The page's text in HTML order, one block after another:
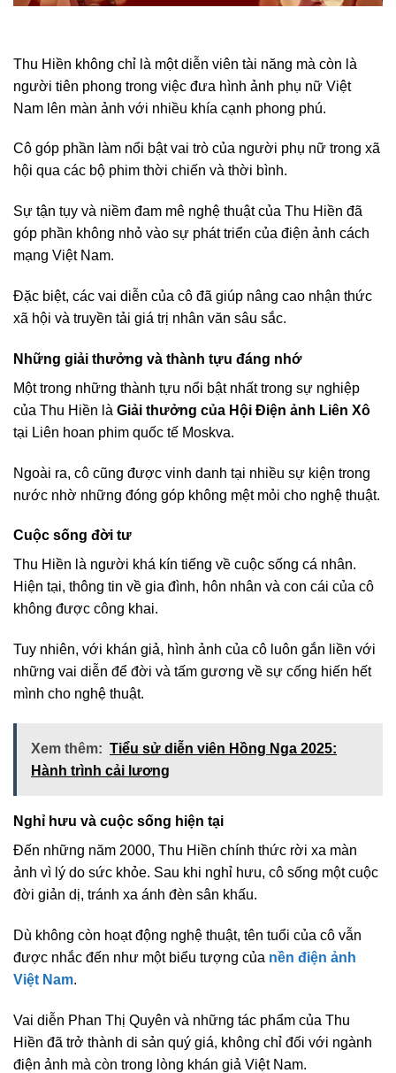
Thu Hiền không chỉ là một diễn viên tài năng mà còn là
người tiên phong trong việc đưa hình ảnh phụ nữ Việt
Nam lên màn ảnh với nhiều khía cạnh phong phú.
Cô góp phần làm nổi bật vai trò của người phụ nữ trong xã
hội qua các bộ phim thời chiến và thời bình.
Sự tận tụy và niềm đam mê nghệ thuật của Thu Hiền đã
góp phần không nhỏ vào sự phát triển của điện ảnh cách
mạng Việt Nam.
Đặc biệt, các vai diễn của cô đã giúp nâng cao nhận thức
xã hội và truyền tải giá trị nhân văn sâu sắc.
Những giải thưởng và thành tựu đáng nhớ
Một trong những thành tựu nổi bật nhất trong sự nghiệp
của Thu Hiền là Giải thưởng của Hội Điện ảnh Liên Xô
tại Liên hoan phim quốc tế Moskva.
Ngoài ra, cô cũng được vinh danh tại nhiều sự kiện trong
nước nhờ những đóng góp không mệt mỏi cho nghệ thuật.
Cuộc sống đời tư
Thu Hiền là người khá kín tiếng về cuộc sống cá nhân.
Hiện tại, thông tin về gia đình, hôn nhân và con cái của cô
không được công khai.
Tuy nhiên, với khán giả, hình ảnh của cô luôn gắn liền với
những vai diễn để đời và tấm gương về sự cống hiến hết
mình cho nghệ thuật.
Xem thêm: Tiểu sử diễn viên Hồng Nga 2025:
Hành trình cải lương
Nghỉ hưu và cuộc sống hiện tại
Đến những năm 2000, Thu Hiền chính thức rời xa màn
ảnh vì lý do sức khỏe. Sau khi nghỉ hưu, cô sống một cuộc
đời giản dị, tránh xa ánh đèn sân khấu.
Dù không còn hoạt động nghệ thuật, tên tuổi của cô vẫn
được nhắc đến như một biểu tượng của nền điện ảnh
Việt Nam.
Vai diễn Phan Thị Quyên và những tác phẩm của Thu
Hiền đã trở thành di sản quý giá, không chỉ đối với ngành
điện ảnh mà còn trong lòng khán giả Việt Nam.